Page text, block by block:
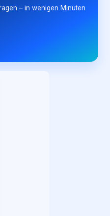
– in wenigen Minuten